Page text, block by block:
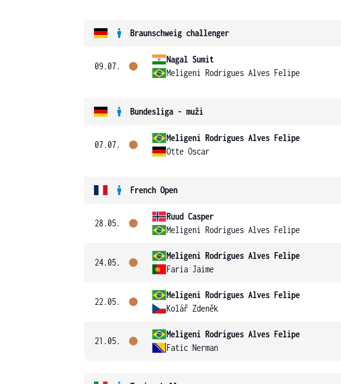
Braunschweig challenger
09.07.
Nagal Sumit
Meligeni Rodrigues Alves Felipe
Bundesliga - muži
07.07.
Meligeni Rodrigues Alves Felipe
Otte Oscar
French Open
28.05.
Ruud Casper
Meligeni Rodrigues Alves Felipe
24.05.
Meligeni Rodrigues Alves Felipe
Faria Jaime
22.05.
Meligeni Rodrigues Alves Felipe
Kolář Zdeněk
21.05.
Meligeni Rodrigues Alves Felipe
Fatic Nerman